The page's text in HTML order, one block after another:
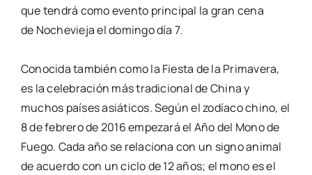
que ten­drá como even­to prin­ci­pal la gran cena
de Noche­vie­ja el domin­go día 7.
Cono­ci­da tam­bién como la Fies­ta de la Pri­ma­ve­ra,
es la cele­bra­ción más tra­di­cio­nal deChi­na y
muchos paí­ses asiá­ti­cos. Según el zodía­co chino, el
8 de febre­ro de 2016empe­za­rá el Año del Mono de
Fue­go. Cada año se rela­cio­na con un signo ani­mal
deacuer­do con un ciclo de 12 años; el mono es el